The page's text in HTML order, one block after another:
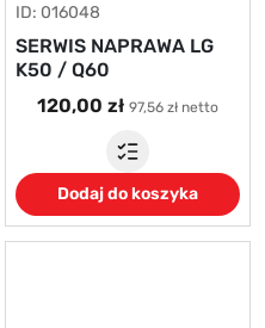
ID: 016048
SERWIS NAPRAWA LG
K50 / Q60
120,00 zł 97,56 zł netto
Dodaj do koszyka